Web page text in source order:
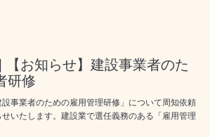
【お知らせ】建設事業者のた
研修
事業者のための雇用管理研修」について周知依頼
いたします。建設業で選任義務のある「雇用管理